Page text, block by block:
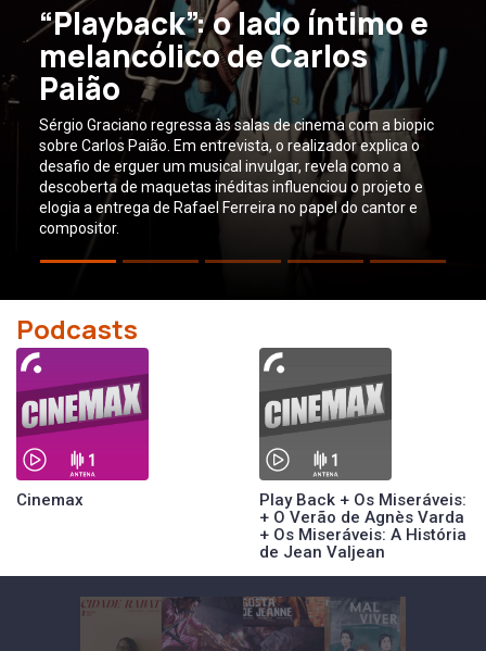
“Playback”: o lado íntimo e
melancólico de Carlos
Paião
Sérgio Graciano regressa às salas de cinema com a biopic
sobre Carlos Paião. Em entrevista, o realizador explica o
desafio de erguer um musical invulgar, revela como a
descoberta de maquetas inéditas influenciou o projeto e
elogia a entrega de Rafael Ferreira no papel do cantor e
compositor.
Podcasts
Cinemax
Play Back + Os Miseráveis:
+ O Verão de Agnès Varda
+ Os Miseráveis: A História
de Jean Valjean